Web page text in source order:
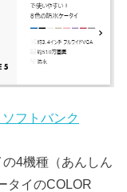
フトバンク
4機種（あんしん
タイのCOLOR